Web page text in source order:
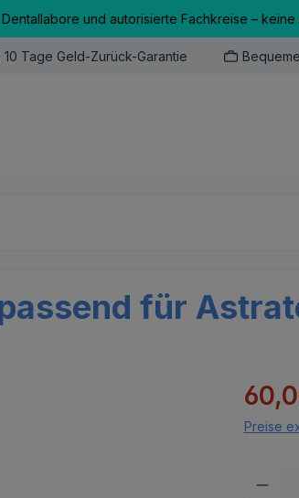
und autorisierte Fachkreise –
10 Tage Geld-Zurück-Garantie
für
Preise